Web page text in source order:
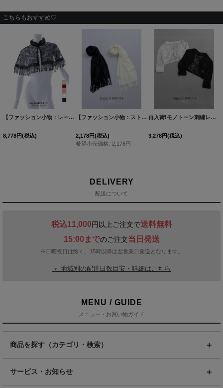
こちらもおすすめ♡
【ファッション小物：レースケープ】フラワーレース/ ケープ/ ショール【5color/Fサイズ】[OF02]
8,778円(税込)
【ファッション小物：ストール】ストール【2カラー】[OF08-U]
2,178円(税込)
希望小売価格 : 2,178円
再入荷!モノトーン刺繍レースボレロ/上着/羽織り物/アウター【Fサイズ/2カラー】[OF08-U] 【IM】
3,278円(税込)
DELIVERY
配送について
税込11,000円以上ご注文で送料無料
15:00までのご注文当日発送
※日曜祝日は除く。15時以降は翌営業日発送となります。
＞ 地域別の配達日数目安・詳細はこちら
MENU / GUIDE
メニュー・お買い物ガイド
商品を探す（カテゴリ・検索）
サービス・お知らせ